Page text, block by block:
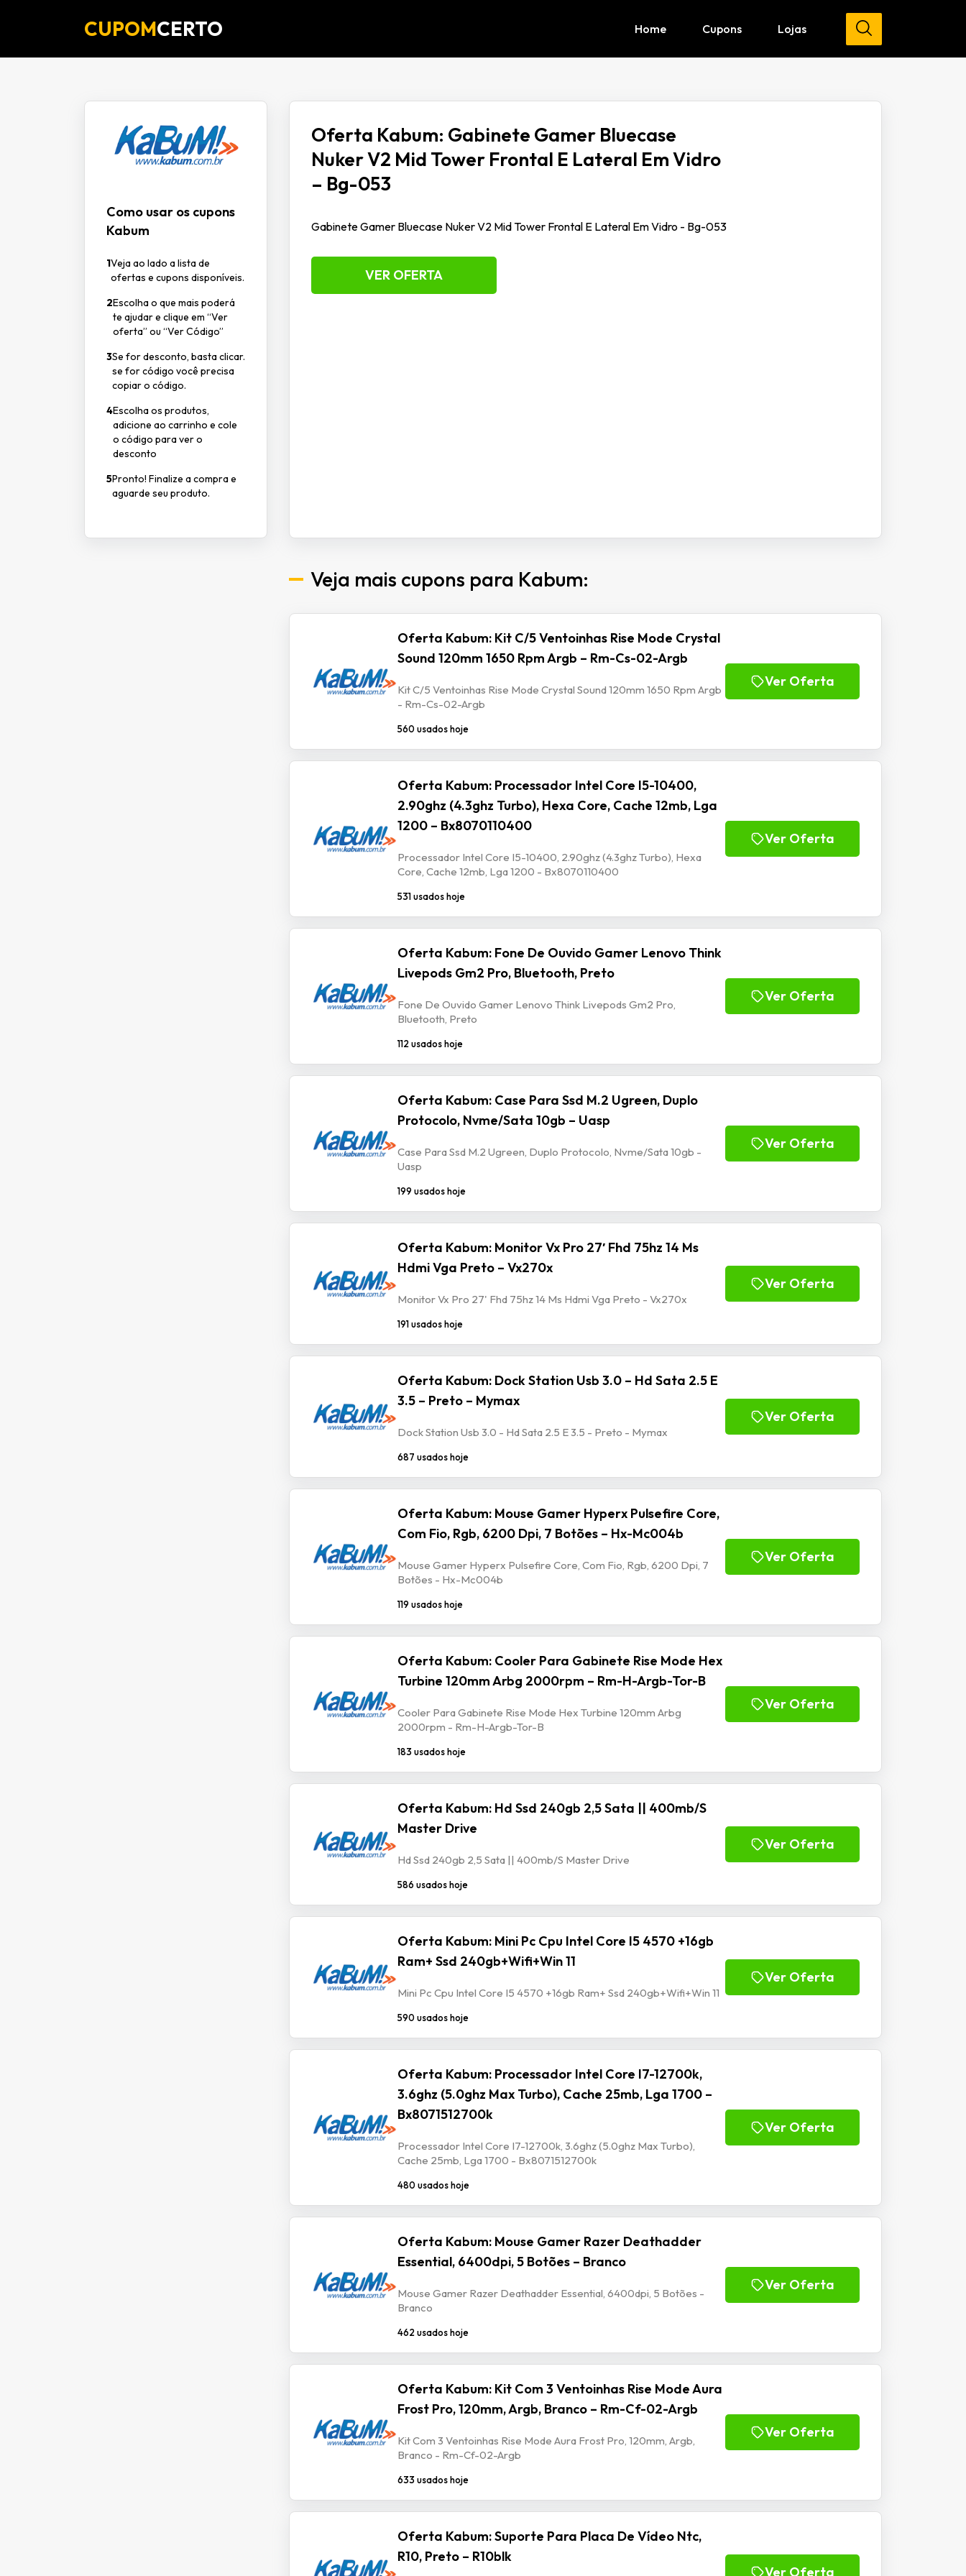
CUPOMCERTO Home Cupons Lojas
Como usar os cupons
Kabum
1Veja ao lado a lista de
ofertas e cupons disponíveis.
2Escolha o que mais poderá
te ajudar e clique em “Ver
oferta” ou “Ver Código”
3Se for desconto, basta clicar.
se for código você precisa
copiar o código.
4Escolha os produtos,
adicione ao carrinho e cole
o código para ver o
desconto
5Pronto! Finalize a compra e
aguarde seu produto.
Oferta Kabum: Gabinete Gamer Bluecase
Nuker V2 Mid Tower Frontal E Lateral Em Vidro
– Bg-053
Gabinete Gamer Bluecase Nuker V2 Mid Tower Frontal E Lateral Em Vidro - Bg-053
VER OFERTA
Veja mais cupons para Kabum:
Oferta Kabum: Kit C/5 Ventoinhas Rise Mode Crystal
Sound 120mm 1650 Rpm Argb – Rm-Cs-02-Argb
Kit C/5 Ventoinhas Rise Mode Crystal Sound 120mm 1650 Rpm Argb
- Rm-Cs-02-Argb
560 usados hoje
Ver Oferta
Oferta Kabum: Processador Intel Core I5-10400,
2.90ghz (4.3ghz Turbo), Hexa Core, Cache 12mb, Lga
1200 – Bx8070110400
Processador Intel Core I5-10400, 2.90ghz (4.3ghz Turbo), Hexa
Core, Cache 12mb, Lga 1200 - Bx8070110400
531 usados hoje
Ver Oferta
Oferta Kabum: Fone De Ouvido Gamer Lenovo Think
Livepods Gm2 Pro, Bluetooth, Preto
Fone De Ouvido Gamer Lenovo Think Livepods Gm2 Pro,
Bluetooth, Preto
112 usados hoje
Ver Oferta
Oferta Kabum: Case Para Ssd M.2 Ugreen, Duplo
Protocolo, Nvme/Sata 10gb – Uasp
Case Para Ssd M.2 Ugreen, Duplo Protocolo, Nvme/Sata 10gb -
Uasp
199 usados hoje
Ver Oferta
Oferta Kabum: Monitor Vx Pro 27′ Fhd 75hz 14 Ms
Hdmi Vga Preto – Vx270x
Monitor Vx Pro 27' Fhd 75hz 14 Ms Hdmi Vga Preto - Vx270x
191 usados hoje
Ver Oferta
Oferta Kabum: Dock Station Usb 3.0 – Hd Sata 2.5 E
3.5 – Preto – Mymax
Dock Station Usb 3.0 - Hd Sata 2.5 E 3.5 - Preto - Mymax
687 usados hoje
Ver Oferta
Oferta Kabum: Mouse Gamer Hyperx Pulsefire Core,
Com Fio, Rgb, 6200 Dpi, 7 Botões – Hx-Mc004b
Mouse Gamer Hyperx Pulsefire Core, Com Fio, Rgb, 6200 Dpi, 7
Botões - Hx-Mc004b
119 usados hoje
Ver Oferta
Oferta Kabum: Cooler Para Gabinete Rise Mode Hex
Turbine 120mm Arbg 2000rpm – Rm-H-Argb-Tor-B
Cooler Para Gabinete Rise Mode Hex Turbine 120mm Arbg
2000rpm - Rm-H-Argb-Tor-B
183 usados hoje
Ver Oferta
Oferta Kabum: Hd Ssd 240gb 2,5 Sata || 400mb/S
Master Drive
Hd Ssd 240gb 2,5 Sata || 400mb/S Master Drive
586 usados hoje
Ver Oferta
Oferta Kabum: Mini Pc Cpu Intel Core I5 4570 +16gb
Ram+ Ssd 240gb+Wifi+Win 11
Mini Pc Cpu Intel Core I5 4570 +16gb Ram+ Ssd 240gb+Wifi+Win 11
590 usados hoje
Ver Oferta
Oferta Kabum: Processador Intel Core I7-12700k,
3.6ghz (5.0ghz Max Turbo), Cache 25mb, Lga 1700 –
Bx8071512700k
Processador Intel Core I7-12700k, 3.6ghz (5.0ghz Max Turbo),
Cache 25mb, Lga 1700 - Bx8071512700k
480 usados hoje
Ver Oferta
Oferta Kabum: Mouse Gamer Razer Deathadder
Essential, 6400dpi, 5 Botões – Branco
Mouse Gamer Razer Deathadder Essential, 6400dpi, 5 Botões -
Branco
462 usados hoje
Ver Oferta
Oferta Kabum: Kit Com 3 Ventoinhas Rise Mode Aura
Frost Pro, 120mm, Argb, Branco – Rm-Cf-02-Argb
Kit Com 3 Ventoinhas Rise Mode Aura Frost Pro, 120mm, Argb,
Branco - Rm-Cf-02-Argb
633 usados hoje
Ver Oferta
Oferta Kabum: Suporte Para Placa De Vídeo Ntc,
R10, Preto – R10blk
Ver Oferta